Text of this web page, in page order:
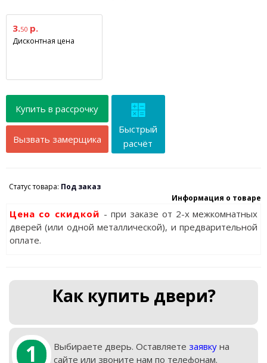
3.50р.
Дисконтная цена
Купить в рассрочку
Вызвать замерщика
Быстрый
расчёт
Статус товара: Под заказ
Информация о товаре
Цена со скидкой - при заказе от 2-х межкомнатных
дверей (или одной металлической), и предварительной
оплате.
Как купить двери?
1 Выбираете дверь. Оставляете заявкуна
сайте или звоните нам по телефонам.